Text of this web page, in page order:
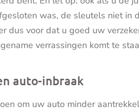
was, de sleutels niet in
dus voor dat u goed uw
verrassingen komt te
auto-inbraak
om uw auto minder